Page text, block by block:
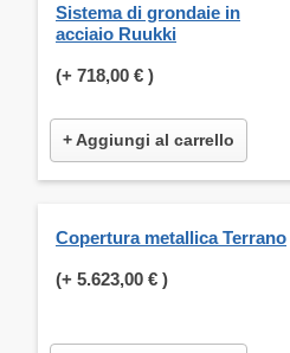
Sistema di grondaie in
acciaio Ruukki
(+ 718,00 € )
+ Aggiungi al carrello
Copertura metallica Terrano
(+ 5.623,00 € )